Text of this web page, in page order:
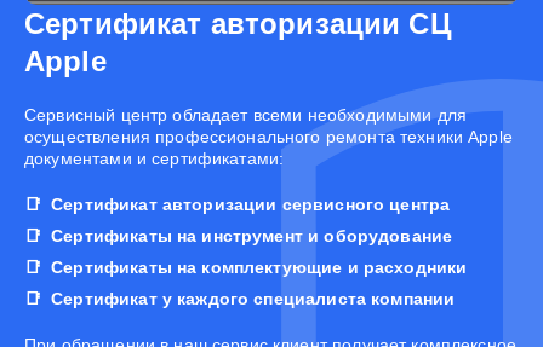
Сертификат авторизации СЦ
Apple
Cервисный центр обладает всеми необходимыми для
осуществления профессионального ремонта техники Apple
документами и сертификатами:
Сертификат авторизации сервисного центра
Сертификаты на инструмент и оборудование
Сертификаты на комплектующие и расходники
Сертификат у каждого специалиста компании